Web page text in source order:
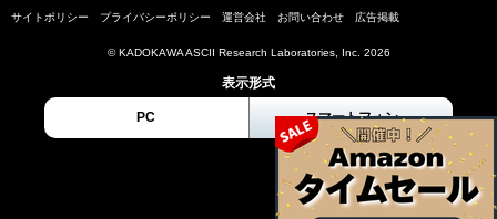
サイトポリシー プライバシーポリシー 運営会社 お問い合わせ 広告掲載
© KADOKAWA ASCII Research Laboratories, Inc. 2026
表示形式
PC スマートフォン